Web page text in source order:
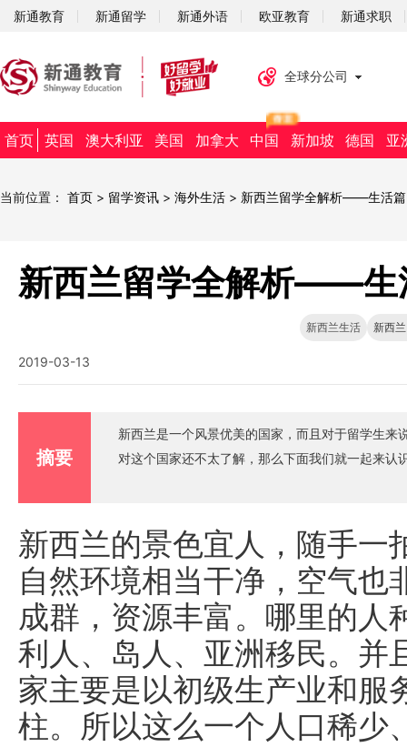
新通教育 新通留学 新通外语 欧亚教育 新通求职
全球分公司
首页 英国 澳大利亚 美国 加拿大 中国 新加坡 德国 亚
当前位置： 首页 > 留学资讯 > 海外生活 > 新西兰留学全解析——生活篇
新西兰留学全解析——生
新西兰生活 新西
2019-03-13
摘要
新西兰是一个风景优美的国家，而且对于留学生
对这个国家还不太了解，那么下面我们就一起来认
新西兰的景色宜人，随手一
自然环境相当干净，空气也
成群，资源丰富。哪里的人
利人、岛人、亚洲移民。并
家主要是以初级生产业和服
柱。所以这么一个人口稀少